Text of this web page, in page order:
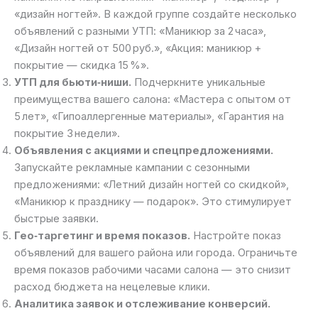
«дизайн ногтей». В каждой группе создайте несколько
объявлений с разными УТП: «Маникюр за 2 часа»,
«Дизайн ногтей от 500 руб.», «Акция: маникюр +
покрытие — скидка 15 %».
УТП для бьюти‑ниши. Подчеркните уникальные
преимущества вашего салона: «Мастера с опытом от
5 лет», «Гипоаллергенные материалы», «Гарантия на
покрытие 3 недели».
Объявления с акциями и спецпредложениями.
Запускайте рекламные кампании с сезонными
предложениями: «Летний дизайн ногтей со скидкой»,
«Маникюр к празднику — подарок». Это стимулирует
быстрые заявки.
Гео‑таргетинг и время показов. Настройте показ
объявлений для вашего района или города. Ограничьте
время показов рабочими часами салона — это снизит
расход бюджета на нецелевые клики.
Аналитика заявок и отслеживание конверсий.